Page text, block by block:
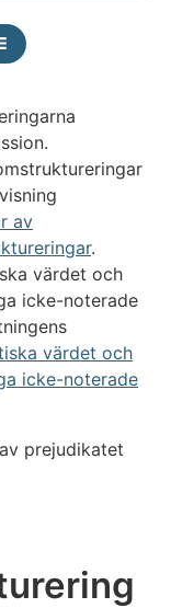
av
.
värdet och
icke-noterade
värdet och
icke-noterade
prejudikatet